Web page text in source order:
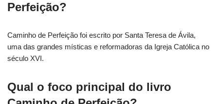
Perfeição?
Caminho de Perfeição foi escrito por Santa Teresa de Ávila,
uma das grandes místicas e reformadoras da Igreja Católica no
século XVI.
Qual o foco principal do livro